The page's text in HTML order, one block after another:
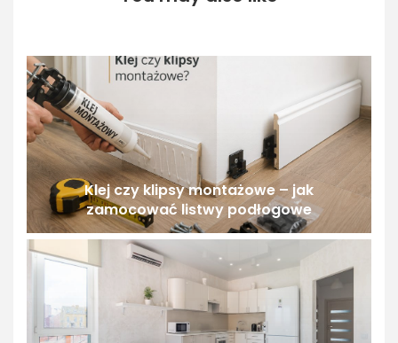
Klej czy klipsy montażowe – jak
zamocować listwy podłogowe